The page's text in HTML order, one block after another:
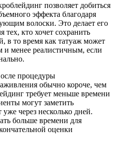
позволяет добиться
эффекта благодаря
волоски. Это делает его
кто хочет сохранить
в то время как татуаж может
и менее реалистичным, если
процедуры
обычно короче, чем
требует меньше времени
могут заметить
уже через несколько дней.
больше времени для
оценки